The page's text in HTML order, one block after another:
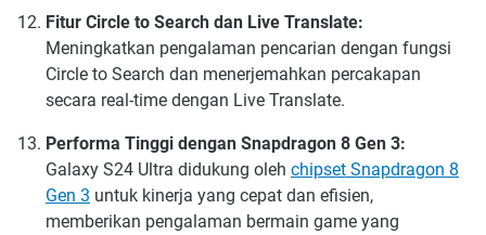
Fitur Circle to Search dan Live Translate:
Meningkatkan pengalaman pencarian dengan fungsi
Circle to Search dan menerjemahkan percakapan
secara real-time dengan Live Translate.
Performa Tinggi dengan Snapdragon 8 Gen 3:
Galaxy S24 Ultra didukung oleh chipset Snapdragon 8
Gen 3 untuk kinerja yang cepat dan efisien,
memberikan pengalaman bermain game yang